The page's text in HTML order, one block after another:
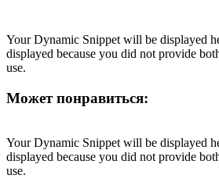
Your Dynamic Snippet will be displayed
displayed because you did not provide
use.
Может понравиться:
Your Dynamic Snippet will be displayed
displayed because you did not provide
use.